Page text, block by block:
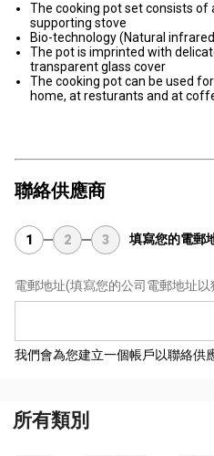
The cooking pot set consists of
supporting stove
Bio-technology (Natural
The pot is imprinted with
transparent glass cover
The cooking pot can be used
home, at resturants and at
聯絡供應商
1 2 3 填寫您的電郵
電郵地址(填寫您的公司電郵地址
我們會為您建立一個帳戶以聯絡供
所有類別